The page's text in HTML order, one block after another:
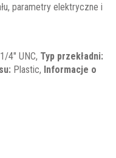
parametry elektryczne i
1/4" UNC, Typ przekładni:
Plastic, Informacje o